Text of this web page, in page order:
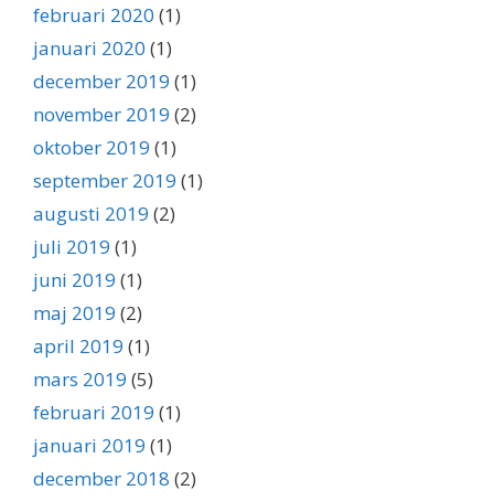
februari 2020 (1)
januari 2020 (1)
december 2019 (1)
november 2019 (2)
oktober 2019 (1)
september 2019 (1)
augusti 2019 (2)
juli 2019 (1)
juni 2019 (1)
maj 2019 (2)
april 2019 (1)
mars 2019 (5)
februari 2019 (1)
januari 2019 (1)
december 2018 (2)